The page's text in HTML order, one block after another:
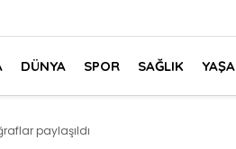
DÜNYA SPOR SAĞLIK
paylaşıldı